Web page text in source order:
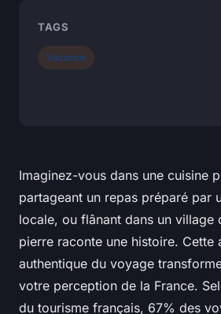
Imaginez-vous dans une cuisine
partageant un repas préparé par
locale, ou flânant dans un village
pierre raconte une histoire. Cette
authentique du voyage
votre perception de la France.
du tourisme français, 67% des
TAGS
Vacance